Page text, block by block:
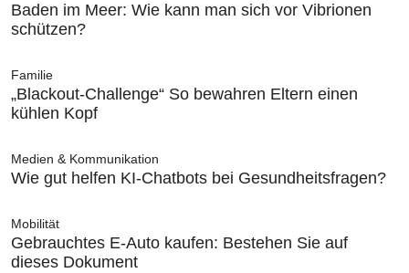
Baden im Meer: Wie kann man sich vor Vibrionen
schützen?
Familie
„Blackout-Challenge“ So bewahren Eltern einen
kühlen Kopf
Medien & Kommunikation
Wie gut helfen KI-Chatbots bei Gesundheitsfragen?
Mobilität
Gebrauchtes E-Auto kaufen: Bestehen Sie auf
dieses Dokument